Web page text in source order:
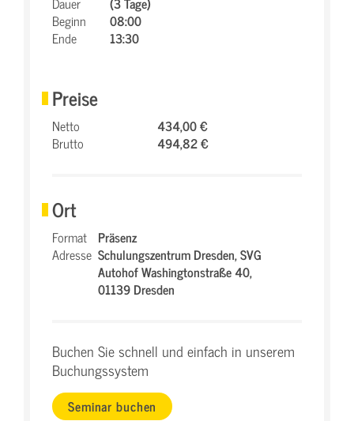
Beginn
08:00
Ende
13:30
Preise
Netto
434,00 €
Brutto
494,82 €
Ort
Format Präsenz
Adresse Schulungszentrum Dresden,SVG
Autohof Washingtonstraße 40,
01139 Dresden
Buchen Sie schnell und einfach in unserem
Buchungssystem
Seminar buchen